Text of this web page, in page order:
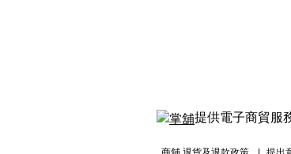
提供電子商貿服